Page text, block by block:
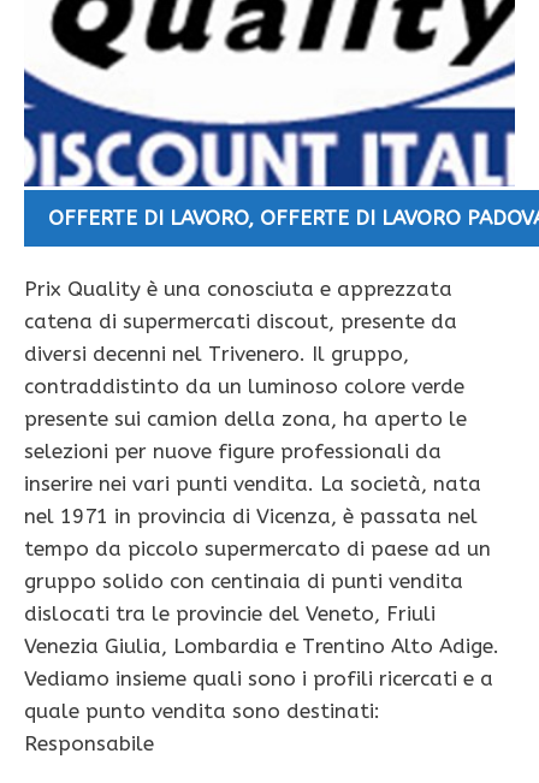
OFFERTE DI LAVORO, OFFERTE DI LAVORO
Prix Quality è una conosciuta e apprezzata
catena di supermercati discout, presente da
diversi decenni nel Trivenero. Il gruppo,
contraddistinto da un luminoso colore verde
presente sui camion della zona, ha aperto le
selezioni per nuove figure professionali da
inserire nei vari punti vendita. La società, nata
nel 1971 in provincia di Vicenza, è passata nel
tempo da piccolo supermercato di paese ad un
gruppo solido con centinaia di punti vendita
dislocati tra le provincie del Veneto, Friuli
Venezia Giulia, Lombardia e Trentino Alto Adige.
Vediamo insieme quali sono i profili ricercati e a
quale punto vendita sono destinati:
Responsabile